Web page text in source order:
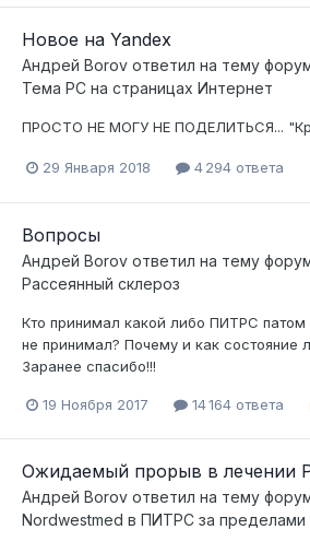
Новое на Yandex
Андрей Borov ответил на тему
Тема РС на страницах Интернет
ПРОСТО НЕ МОГУ НЕ ПОДЕЛИТЬСЯ...
29 Января 2018 4 294 ответа
Вопросы
Андрей Borov ответил на тему
Рассеянный склероз
Кто принимал какой либо ПИТРС
не принимал? Почему и как состояние
Заранее спасибо!!!
19 Ноября 2017 14 164 ответа
Ожидаемый прорыв в лечении
Андрей Borov ответил на тему
Nordwestmed в ПИТРС за пределами